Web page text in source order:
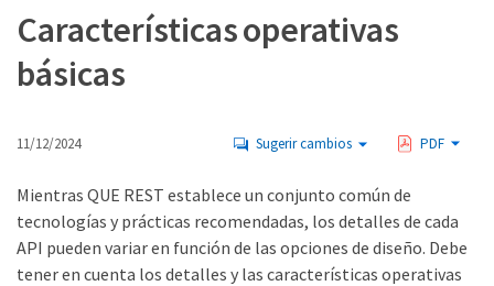
Características operativas
básicas
11/12/2024 Sugerir cambios PDF
Mientras QUE REST establece un conjunto común de
tecnologías y prácticas recomendadas, los detalles de cada
API pueden variar en función de las opciones de diseño. Debe
tener en cuenta los detalles y las características operativas